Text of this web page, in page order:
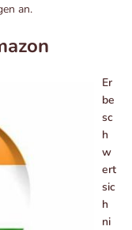
an.
Er
be
sc
h
w
ert
sic
h
ni